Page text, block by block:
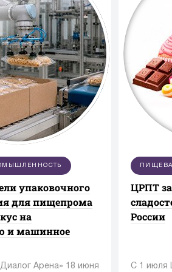
упаковочного
для пищепрома
на
и машинное
Арена» 18 июня
ЦРПТ
России
С 1 июля